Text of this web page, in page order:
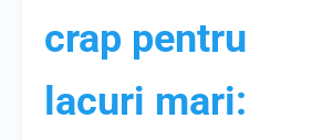
crap pentru
lacuri mari: